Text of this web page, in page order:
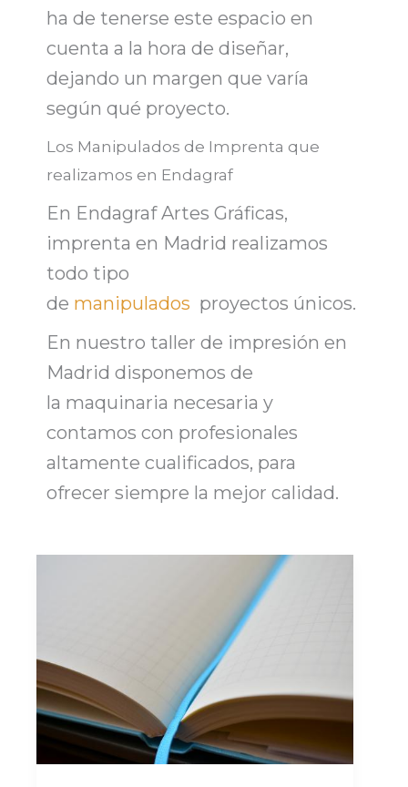
ha de tenerse este espacio en
cuenta a la hora de diseñar,
dejando un margen que varía
según qué proyecto.
Los Manipulados de Imprenta que
realizamos en Endagraf
En Endagraf Artes Gráficas,
imprenta en Madrid realizamos
todo tipo
de manipulados proyectos únicos.
En nuestro taller de impresión en
Madrid disponemos de
la maquinaria necesaria y
contamos con profesionales
altamente cualificados, para
ofrecer siempre la mejor calidad.
consejos.